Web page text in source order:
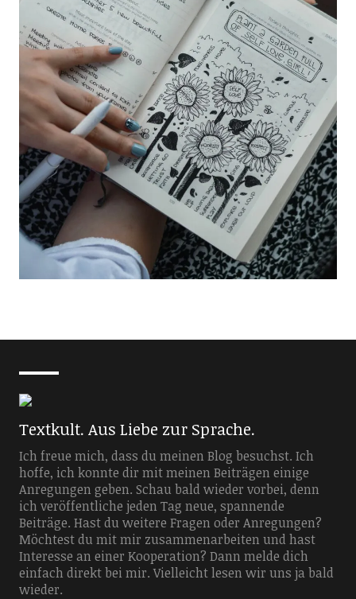
Textkult. Aus Liebe zur Sprache.
Ich freue mich, dass du meinen Blog besuchst. Ich
hoffe, ich konnte dir mit meinen Beiträgen einige
Anregungen geben. Schau bald wieder vorbei, denn
ich veröffentliche jeden Tag neue, spannende
Beiträge. Hast du weitere Fragen oder Anregungen?
Möchtest du mit mir zusammenarbeiten und hast
Interesse an einer Kooperation? Dann melde dich
einfach direkt bei mir. Vielleicht lesen wir uns ja bald
wieder.